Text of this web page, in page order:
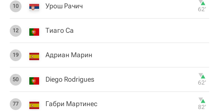
10 Урош Рачич 62‎’‎
12 Тиаго Са
19 Адриан Марин
50 Diego Rodrigues 62‎’‎
77 Габри Мартинес 82‎’‎